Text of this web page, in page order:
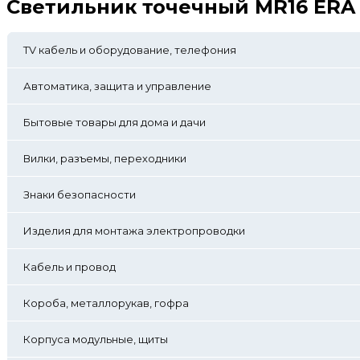
Светильник точечный MR16 ERA
TV кабель и оборудование, телефония
Автоматика, защита и управление
Бытовые товары для дома и дачи
Вилки, разъемы, переходники
Знаки безопасности
Изделия для монтажа электропроводки
Кабель и провод
Короба, металлорукав, гофра
Корпуса модульные, щиты